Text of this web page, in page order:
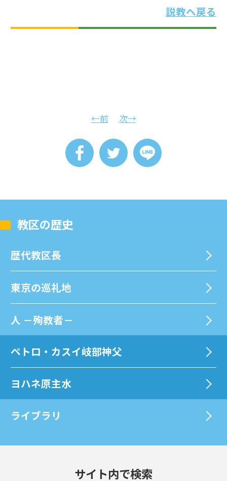
説教へ戻る
←前 次→
教区の歴史
歴代教区⻑
東京の巡礼地
⼈ －殉教者－
ペトロ・カスイ岐部神父
ヨハネ原主水
ライブラリ
サイト内で検索